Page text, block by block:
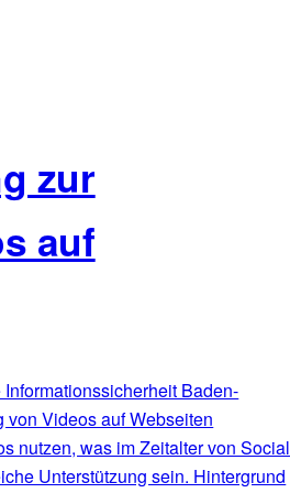
zur
auf
Baden-
Videos auf Webseiten
nutzen, was im Zeitalter von Social
Unterstützung sein. Hintergrund